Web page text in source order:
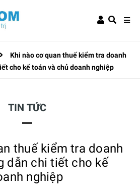
Khi nào cơ quan thuế kiểm tra doanh
cho kế toán và chủ doanh nghiệp
TIN TỨC
thuế kiểm tra doanh
dẫn chi tiết cho kế
nghiệp